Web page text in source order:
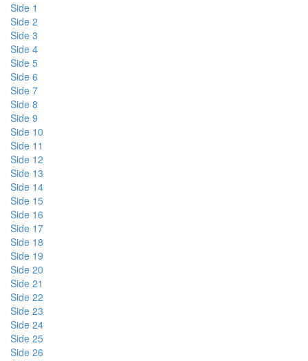
Side 1
Side 2
Side 3
Side 4
Side 5
Side 6
Side 7
Side 8
Side 9
Side 10
Side 11
Side 12
Side 13
Side 14
Side 15
Side 16
Side 17
Side 18
Side 19
Side 20
Side 21
Side 22
Side 23
Side 24
Side 25
Side 26